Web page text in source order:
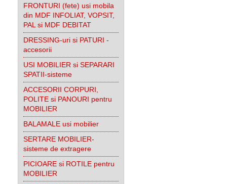
FRONTURI (fete) usi mobila
din MDF INFOLIAT, VOPSIT,
PAL si MDF DEBITAT
DRESSING-uri si PATURI -
accesorii
USI MOBILIER si SEPARARI
SPATII-sisteme
ACCESORII CORPURI,
POLITE si PANOURI pentru
MOBILIER
BALAMALE usi mobilier
SERTARE MOBILIER-
sisteme de extragere
PICIOARE si ROTILE pentru
MOBILIER